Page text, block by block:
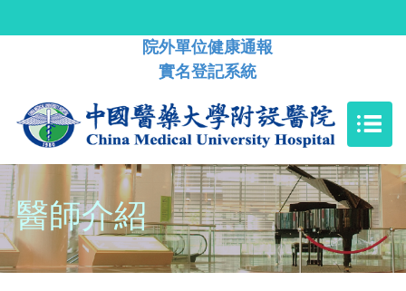
院外單位健康通報
實名登記系統
醫師介紹